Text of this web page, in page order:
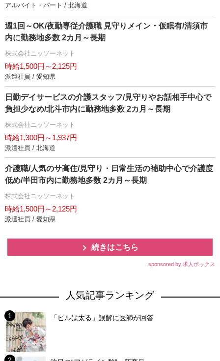
アルバイト・パート / 北海道
週1回～OK/夜勤専従介護職 見守りメイン・仮眠有/清須市
内に勤務地多数 2カ月～長期
株式会社ニッソーネット
時給1,500円～2,125円
派遣社員 / 愛知県
日勤デイサービスの介護スタッフ/見守りやお話相手中心で
負担少なめ/北斗市内に勤務地多数 2カ月～長期
株式会社ニッソーネット
時給1,300円～1,937円
派遣社員 / 北海道
介護職/人気のサ高住/見守り・日常生活の補助中心で介護度
低め/半田市内に勤務地多数 2カ月～長期
株式会社ニッソーネット
時給1,500円～2,125円
派遣社員 / 愛知県
続きはこちら
sponsored by 求人ボックス
人気記事ランキング
「ピルは太る」誤解に医師が回答